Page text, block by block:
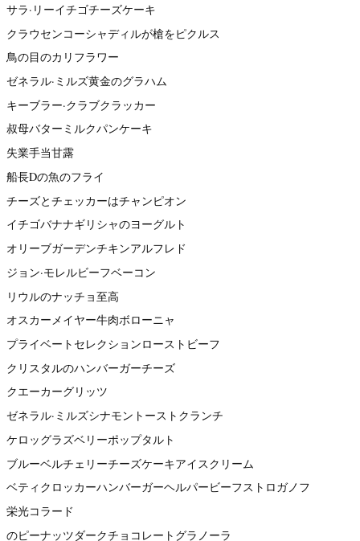
サラ·リーイチゴチーズケーキ
クラウセンコーシャディルが槍をピクルス
鳥の目のカリフラワー
ゼネラル·ミルズ黄金のグラハム
キーブラー·クラブクラッカー
叔母バターミルクパンケーキ
失業手当甘露
船長Dの魚のフライ
チーズとチェッカーはチャンピオン
イチゴバナナギリシャのヨーグルト
オリーブガーデンチキンアルフレド
ジョン·モレルビーフベーコン
リウルのナッチョ至高
オスカーメイヤー牛肉ボローニャ
プライベートセレクションローストビーフ
クリスタルのハンバーガーチーズ
クエーカーグリッツ
ゼネラル·ミルズシナモントーストクランチ
ケロッグラズベリーポップタルト
ブルーベルチェリーチーズケーキアイスクリーム
ベティクロッカーハンバーガーヘルパービーフストロガノフ
栄光コラード
のピーナッツダークチョコレートグラノーラ